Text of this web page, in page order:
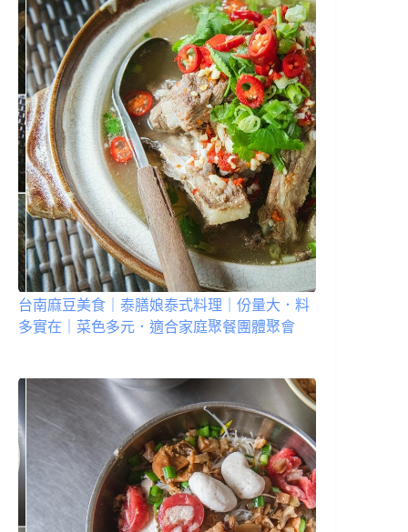
台南麻豆美食｜泰膳娘泰式料理｜份量大．料
多實在｜菜色多元．適合家庭聚餐團體聚會